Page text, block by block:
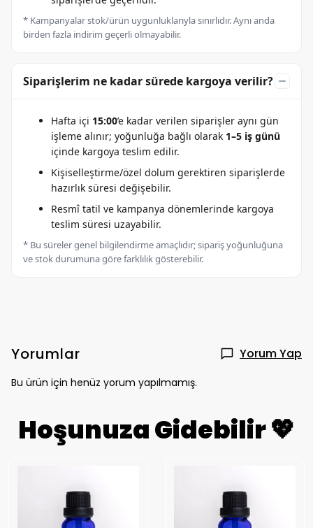
* Kampanyalar stok/ürün uygunluklarıyla sınırlıdır. Aynı anda
birden fazla indirim geçerli olmayabilir.
Siparişlerim ne kadar sürede kargoya verilir?
Hafta içi 15:00’e kadar verilen siparişler aynı gün
işleme alınır; yoğunluğa bağlı olarak 1–5 iş günü
içinde kargoya teslim edilir.
Kişiselleştirme/özel dolum gerektiren siparişlerde
hazırlık süresi değişebilir.
Resmî tatil ve kampanya dönemlerinde kargoya
teslim süresi uzayabilir.
* Bu süreler genel bilgilendirme amaçlıdır; sipariş yoğunluğuna
ve stok durumuna göre farklılık gösterebilir.
Yorumlar Yorum Yap
Bu ürün için henüz yorum yapılmamış.
Hoşunuza Gidebilir 💖